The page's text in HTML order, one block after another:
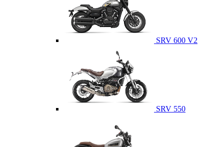
SRV 600 V2
SRV 550